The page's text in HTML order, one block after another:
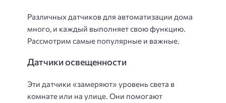
Различных датчиков для автоматизации дома
много, и каждый выполняет свою функцию.
Рассмотрим самые популярные и важные.
Датчики освещенности
Эти датчики «замеряют» уровень света в
комнате или на улице. Они помогают